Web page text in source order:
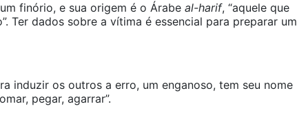
finório, e sua origem é o Árabe al-harif, “aquele que
Ter dados sobre a vítima é essencial para preparar um
induzir os outros a erro, um enganoso, tem seu nome
pegar, agarrar”.